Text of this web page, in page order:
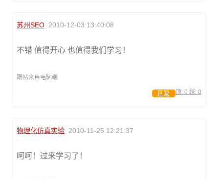
苏州SEO 2010-12-03 13:40:08
不错 值得开心 也值得我们学习！
跟帖来自电脑端
顶: 0 踩: 0
回复
物理化仿真实验 2010-11-25 12:21:37
呵呵！过来学习了！